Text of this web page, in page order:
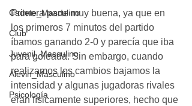
Cadete_Masculino
Club
Juvenil_Masculino
Alevin_Masculino
Psicología
Primera parte muy buena, ya que en
los primeros 7 minutos del partido
íbamos ganando 2-0 y parecía que iba
para goleada. Sin embargo, cuando
realizamos los cambios bajamos la
intensidad y algunas jugadoras rivales
eran físicamente superiores, hecho que